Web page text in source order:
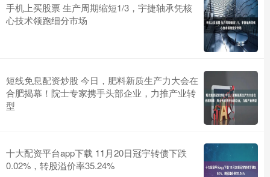
手机上买股票 生产周期缩短1/3，宇捷轴承凭核
心技术领跑细分市场
短线免息配资炒股 今日，肥料新质生产力大会在
合肥揭幕！院士专家携手头部企业，力推产业转
型
十大配资平台app下载 11月20日冠宇转债下跌
0.02%，转股溢价率35.24%